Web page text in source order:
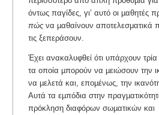
όντως παγίδες, γι’ αυτό οι µαθητές
πώς να µαθαίνουν αποτελεσματικά
τις ξεπεράσουν.
Έχει ανακαλυφθεί ότι υπάρχουν
τα οποία µπορούν να µειώσουν την
να µελετά και, εποµένως, την
Αυτά τα εµπόδια στην
πρόκληση διαφόρων σωµατικών και